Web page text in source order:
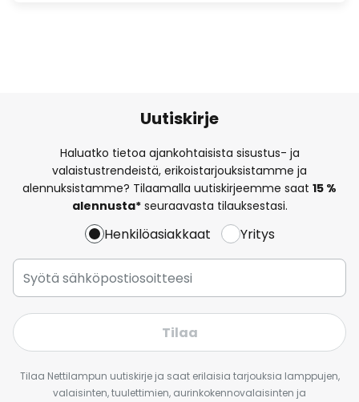
Uutiskirje
Haluatko tietoa ajankohtaisista sisustus- ja
valaistustrendeistä, erikoistarjouksistamme ja
alennuksistamme? Tilaamalla uutiskirjeemme saat 15 %
alennusta*seuraavasta tilauksestasi.
Henkilöasiakkaat Yritys
Tilaa
Tilaa Nettilampun uutiskirje ja saat erilaisia tarjouksia lamppujen,
valaisinten, tuulettimien, aurinkokennovalaisinten ja